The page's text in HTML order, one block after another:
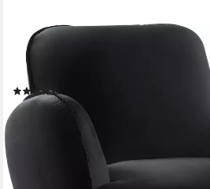
OTTO HOME
Sessel Ben, mit Wellenunterfederung,
Raum stellbar
249,99 € UVP
lieferbar in 4 Wochen